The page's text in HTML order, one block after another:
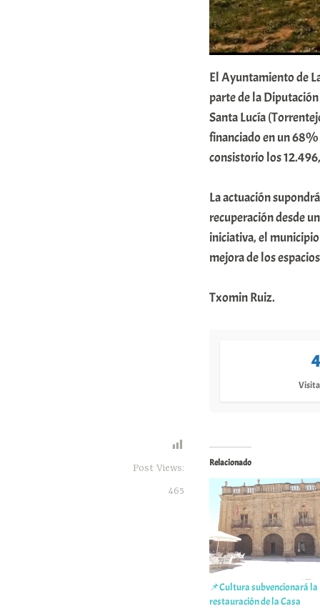
El Ayuntamiento de
parte de la
Santa Lucía
financiado en un
consistorio los
La actuación
recuperación desde
iniciativa, el
mejora de los
Txomin Ruiz.
Post Views:
465
Relacionado
📌Cultura subvencionará la
restauración de la Casa